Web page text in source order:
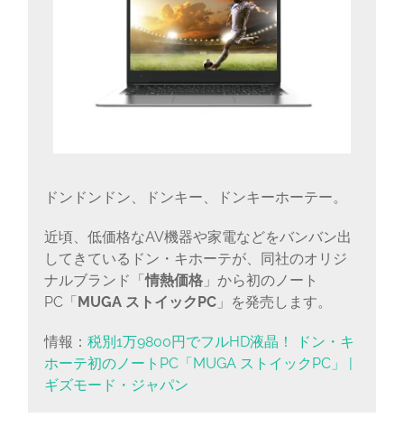
ドンドンドン、ドンキー、ドンキーホーテー。
近頃、低価格なAV機器や家電などをバンバン出
してきているドン・キホーテが、同社のオリジ
ナルブランド「情熱価格」から初のノート
PC「MUGA ストイックPC」を発売します。
情報： 税別1万9800円でフルHD液晶！ ドン・キ
ホーテ初のノートPC「MUGA ストイックPC」 |
ギズモード・ジャパン